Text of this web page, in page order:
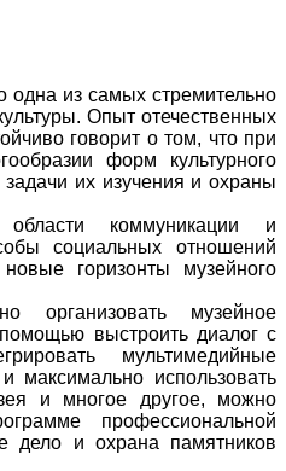
одна из самых стремительно
Опыт отечественных
говорит о том, что при
форм культурного
их изучения и охраны
коммуникации и
социальных отношений
горизонты музейного
музейное
выстроить диалог с
мультимедийные
максимально использовать
и многое другое, можно
профессиональной
дело и охрана памятников